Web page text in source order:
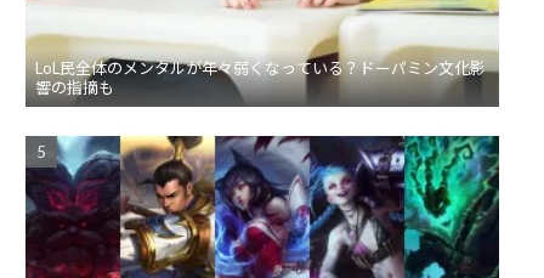
LoL民全体のメンタルが年々弱くなっている？ドーパミン文化影
響の指摘も